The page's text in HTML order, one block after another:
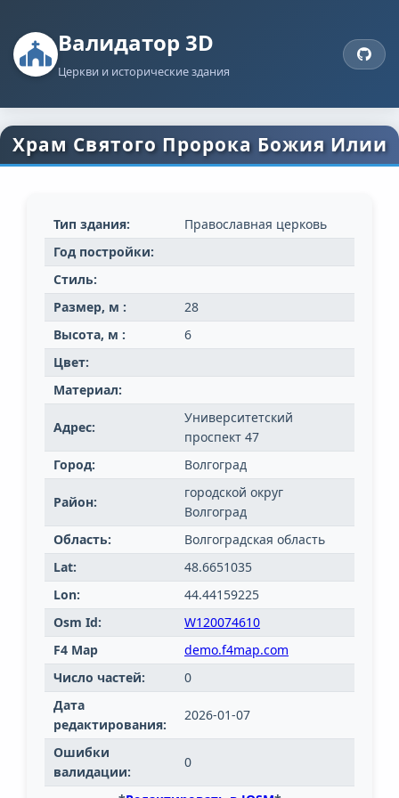
Валидатор 3D
Церкви и исторические здания
Храм Святого Пророка Божия Илии
Тип здания:
Православная церковь
Год постройки:
Стиль:
Размер, м :
28
Высота, м :
6
Цвет:
Материал:
Адрес:
Университетский
проспект 47
Город:
Волгоград
Район:
городской округ
Волгоград
Область:
Волгоградская область
Lat:
48.6651035
Lon:
44.44159225
Osm Id:
W120074610
F4 Map
demo.f4map.com
Число частей:
0
Дата
редактирования:
2026-01-07
Ошибки
валидации:
0